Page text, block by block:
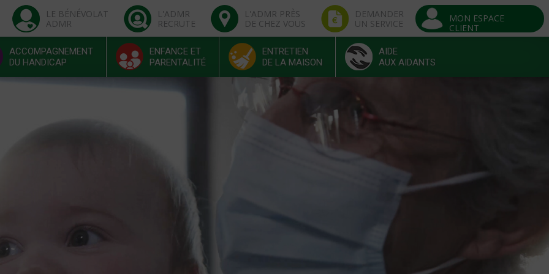
LE BÉNÉVOLAT
ADMR
L'ADMR
RECRUTE
L'ADMR PRÈS
DE CHEZ VOUS
DEMANDER
UN SERVICE
MON ESPACE
CLIENT
ACCOMPAGNEMENT
DU HANDICAP
ENFANCE ET
PARENTALITÉ
ENTRETIEN
DE LA MAISON
AIDE
AUX AIDANTS